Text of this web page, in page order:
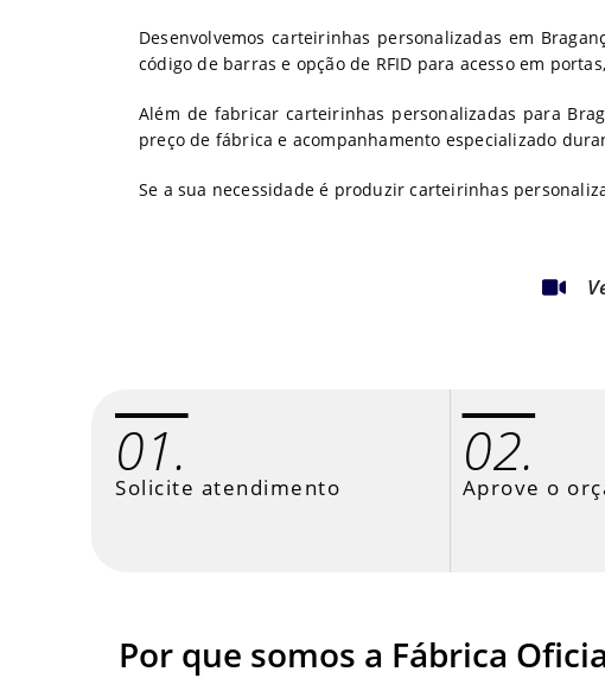
Desenvolvemos carteirinhas personalizadas em
código de barras e opção de RFID para acesso em
Além de fabricar carteirinhas personalizadas para
preço de fábrica e acompanhamento especializado
Se a sua necessidade é produzir carteirinhas
01.
Solicite atendimento
02.
Aprove o
Por que somos a Fábrica